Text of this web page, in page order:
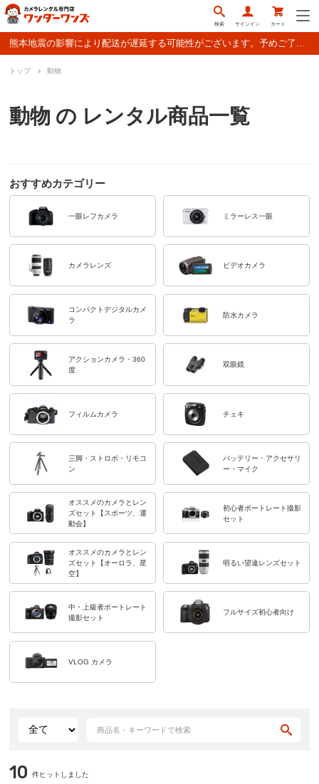
検索 サインイン カート
トップ 動物
動物 の レンタル商品一覧
おすすめカテゴリー
一眼レフカメラ ミラーレス一眼
カメラレンズ ビデオカメラ
コンパクトデジタルカメ
ラ
防水カメラ
アクションカメラ・360
度
双眼鏡
フィルムカメラ チェキ
三脚・ストロボ・リモコ
ン
バッテリー・アクセサリ
ー・マイク
オススメのカメラとレン
ズセット【スポーツ、運
動会】
初心者ポートレート撮影
セット
オススメのカメラとレン
ズセット【オーロラ、星
空】
明るい望遠レンズセット
中・上級者ポートレート
撮影セット
フルサイズ初心者向け
VLOG カメラ
10 件ヒットしました